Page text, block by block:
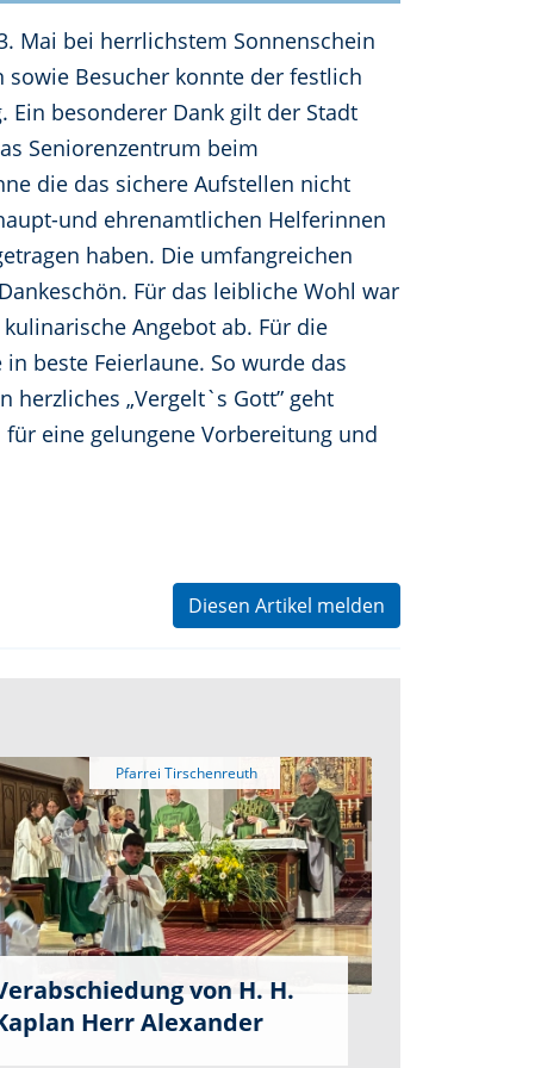
Mai bei herrlichstem Sonnenschein
Besucher konnte der festlich
besonderer Dank gilt der Stadt
Seniorenzentrum beim
die das sichere Aufstellen nicht
und ehrenamtlichen Helferinnen
haben. Die umfangreichen
Für das leibliche Wohl war
Angebot ab. Für die
beste Feierlaune. So wurde das
„Vergelt`s Gott” geht
eine gelungene Vorbereitung und
Diesen Artikel melden
von H. H.
Herr Alexander